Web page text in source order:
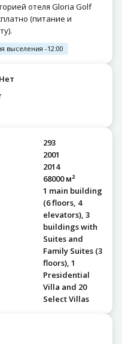
отеля Gloria Golf
(питание и
выселения -12:00
Нет
293
2001
2014
68000 м²
1 main building
(6 floors, 4
elevators), 3
buildings with
Suites and
Family Suites (3
floors), 1
Presidential
Villa and 20
Select Villas